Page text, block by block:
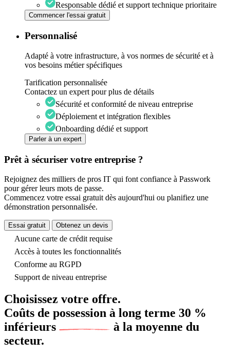
Responsable dédié et support technique prioritaire
Commencer l'essai gratuit
Personnalisé
Adapté à votre infrastructure, à vos normes de sécurité et à
vos besoins métier spécifiques
Tarification personnalisée
Contactez un expert pour plus de détails
Sécurité et conformité de niveau entreprise
Déploiement et intégration flexibles
Onboarding dédié et support
Parler à un expert
Prêt à sécuriser votre entreprise ?
Rejoignez des milliers de pros IT qui font confiance à Passwork
pour gérer leurs mots de passe.
Commencez votre essai gratuit dès aujourd'hui ou planifiez une
démonstration personnalisée.
Essai gratuit Obtenez un devis
Aucune carte de crédit requise
Accès à toutes les fonctionnalités
Conforme au RGPD
Support de niveau entreprise
Choisissez votre offre.
Coûts de possession à long terme 30 %
inférieurs
à la moyenne du
secteur.